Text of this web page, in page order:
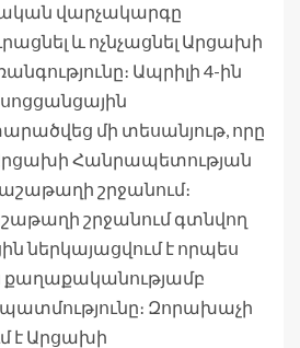
վարչակարգը
և ոչնչացնել Արցախի
Ապրիլի 4-ին
մի տեսանյութ, որը
Հանրապետության
շրջանում։
շրջանում գտնվող
ներկայացվում է որպես
քաղաքականությամբ
պատմությունը։ Զորախաչի
է Արցախի